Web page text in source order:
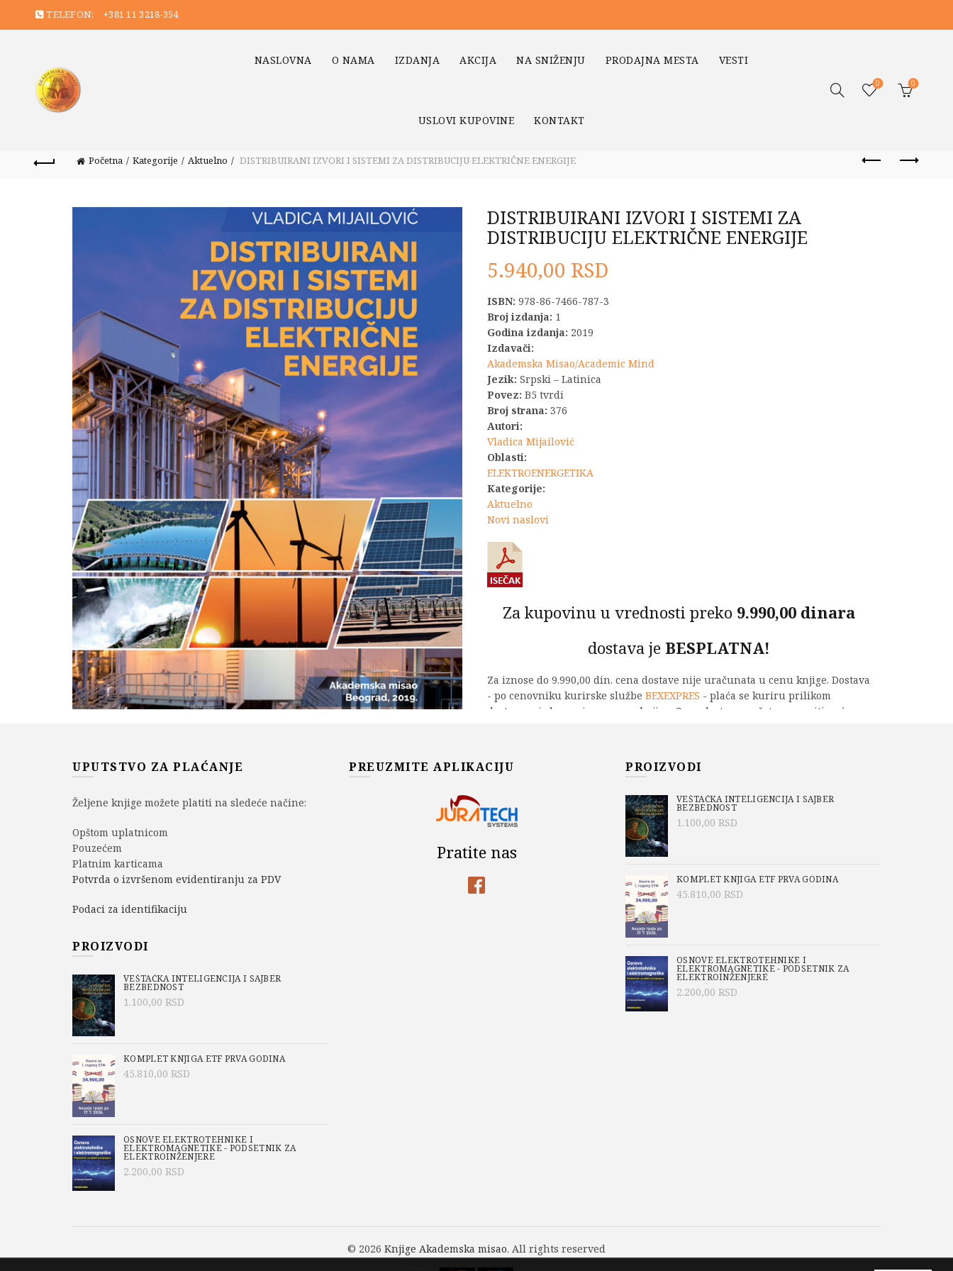
TELEFON: +381 11 3218-354
NASLOVNA O NAMA IZDANJA AKCIJA NA SNIŽENJU PRODAJNA MESTA VESTI
USLOVI KUPOVINE KONTAKT
0 0
Početna Kategorije Aktuelno DISTRIBUIRANI IZVORI I SISTEMI ZA DISTRIBUCIJU ELEKTRIČNE ENERGIJE
DISTRIBUIRANI IZVORI I SISTEMI ZA
DISTRIBUCIJU ELEKTRIČNE ENERGIJE
5.940,00 RSD
ISBN: 978-86-7466-787-3
Broj izdanja: 1
Godina izdanja: 2019
Izdavači:
Akademska Misao/Academic Mind
Jezik: Srpski – Latinica
Povez: B5 tvrdi
Broj strana: 376
Autori:
Vladica Mijailović
Oblasti:
ELEKTROENERGETIKA
Kategorije:
Aktuelno
Novi naslovi
Za kupovinu u vrednosti preko 9.990,00 dinara
dostava je BESPLATNA!
Za iznose do 9.990,00 din. cena dostave nije uračunata u cenu knjige. Dostava
- po cenovniku kurirske službe BEXEXPRES - plaća se kuriru prilikom
dostave zajedno sa iznosom za knjige. Cene dostave možete proveriti
ovde
Šifra proizvoda:
978-86-7466-787-3
Akademska Misao/Academic Mind
ELEKTROENERGETIKA
Vladica Mijailović
UPUTSTVO ZA PLAĆANJE
Željene knjige možete platiti na sledeće načine:
Opštom uplatnicom
Pouzećem
Platnim karticama
Potvrda o izvršenom evidentiranju za PDV
Podaci za identifikaciju
PROIZVODI
VEŠTAČKA INTELIGENCIJA I SAJBER
BEZBEDNOST
1.100,00 RSD
KOMPLET KNJIGA ETF PRVA GODINA
45.810,00 RSD
OSNOVE ELEKTROTEHNIKE I
ELEKTROMAGNETIKE - PODSETNIK ZA
ELEKTROINŽENJERE
2.200,00 RSD
PREUZMITE APLIKACIJU
Pratite nas
PROIZVODI
VEŠTAČKA INTELIGENCIJA I SAJBER
BEZBEDNOST
1.100,00 RSD
KOMPLET KNJIGA ETF PRVA GODINA
45.810,00 RSD
OSNOVE ELEKTROTEHNIKE I
ELEKTROMAGNETIKE - PODSETNIK ZA
ELEKTROINŽENJERE
2.200,00 RSD
© 2026 Knjige Akademska misao. All rights reserved